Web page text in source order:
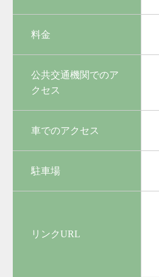
料金
公共交通機関でのア
クセス
車でのアクセス
駐車場
リンクURL